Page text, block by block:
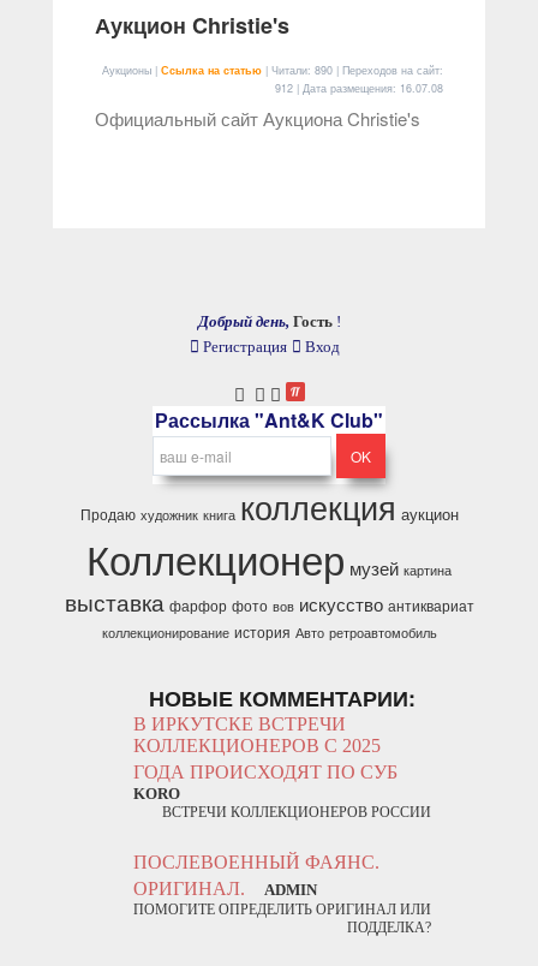
Аукцион Christie's
Аукционы | Ссылка на статью | Читали: 890 | Переходов на сайт:
912 | Дата размещения: 16.07.08
Официальный сайт Аукциона Christie's
Добрый день, Гость !
Регистрация
Вход
Рассылка "Ant&K Club"
Продаю художник книга коллекция аукцион
Коллекционер музей картина
выставка фарфор фото вов искусство антиквариат
коллекционирование история Авто ретроавтомобиль
НОВЫЕ КОММЕНТАРИИ:
В ИРКУТСКЕ ВСТРЕЧИ
КОЛЛЕКЦИОНЕРОВ С 2025
ГОДА ПРОИСХОДЯТ ПО СУБ
KORO
ВСТРЕЧИ КОЛЛЕКЦИОНЕРОВ РОССИИ
ПОСЛЕВОЕННЫЙ ФАЯНС.
ОРИГИНАЛ.
ADMIN
ПОМОГИТЕ ОПРЕДЕЛИТЬ ОРИГИНАЛ ИЛИ
ПОДДЕЛКА?